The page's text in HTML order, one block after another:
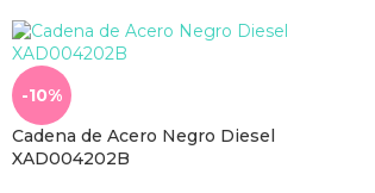
-10%
Cadena de Acero Negro Diesel
XAD004202B